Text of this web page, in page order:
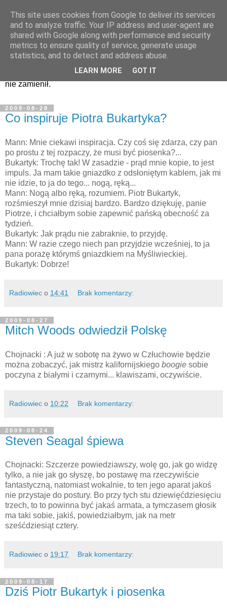
Zapiski i nagrania...
Kwiatki z kazań pana Manna i nie tylko, czyli to, co było w
Programie Trzecim najlepsze. Czy to humor tylko dla
brodaczy - nie wiem. W każdym razie na nic innego bym go
nie zamienił.
2009-08-28
Co inspiruje Piotra Bukartyka?
Mann: Mnie ciekawi inspiracja. Czy coś się zdarza, czy pan
po prostu z tej rozpaczy, że musi być piosenka?...
Bukartyk: Trochę tak! W zasadzie - prąd mnie kopie, to jest
impuls. Ja mam takie gniazdko z odsłoniętym kablem, jak mi
nie idzie, to ja do tego... nogą, ręką...
Mann: Nogą albo ręką, rozumiem. Piotr Bukartyk,
rozśmieszył mnie dzisiaj bardzo. Bardzo dziękuję, panie
Piotrze, i chciałbym sobie zapewnić pańską obecność za
tydzień.
Bukartyk: Jak prądu nie zabraknie, to przyjdę.
Mann: W razie czego niech pan przyjdzie wcześniej, to ja
pana porażę którymś gniazdkiem na Myśliwieckiej.
Bukartyk: Dobrze!
Radiowiec o 14:41 Brak komentarzy:
2009-08-27
Mitch Woods odwiedził Polskę
Chojnacki : A już w sobotę na żywo w Człuchowie będzie
można zobaczyć, jak mistrz kalifornijskiego boogie sobie
poczyna z białymi i czarnymi... klawiszami, oczywiście.
Radiowiec o 10:22 Brak komentarzy:
2009-08-24
Steven Seagal śpiewa
Chojnacki: Szczerze powiedziawszy, wolę go, jak go widzę
tylko, a nie jak go słyszę, bo postawę ma rzeczywiście
fantastyczną, natomiast wokalnie, to ten jego aparat jakoś
nie przystaje do postury. Bo przy tych stu dziewięćdziesięciu
trzech, to to powinna być jakaś armata, a tymczasem głosik
ma taki sobie, jakiś, powiedziałbym, jak na metr
sześćdziesiąt cztery.
Radiowiec o 19:17 Brak komentarzy:
2009-08-17
Dziś Piotr Bukartyk i piosenka
This site uses cookies from Google to deliver its services
and to analyze traffic. Your IP address and user-agent are
shared with Google along with performance and security
metrics to ensure quality of service, generate usage
statistics, and to detect and address abuse.
LEARN MORE GOT IT